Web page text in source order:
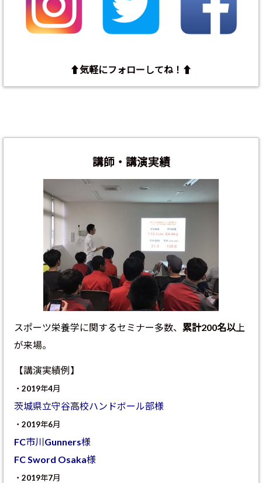
⬆︎気軽にフォローしてね！⬆︎
講師・講演実績
スポーツ栄養学に関するセミナー多数、 累計200名以上
が来場。
【講演実績例】
・2019年4月
茨城県立守谷高校ハンドボール部様
・2019年6月
FC市川Gunners様
FC Sword Osaka様
・2019年7月